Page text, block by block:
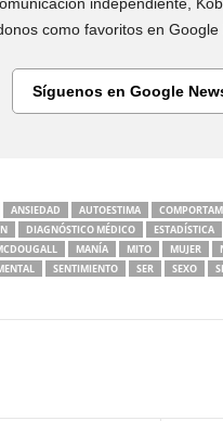
como favoritos en Google
Síguenos en Google
ANSIEDAD AUTOESTIMA
DIAGNÓSTICO MÉDICO ESTADÍSTICA
MANÍA MITO MUJER
SENTIMIENTO SER SEXO